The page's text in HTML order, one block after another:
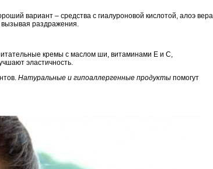
вариант – средства с гиалуроновой кислотой, алоэ вера
раздражения.
кремы с маслом ши, витаминами E и C,
эластичность.
Натуральные и гипоаллергенные продукты помогут